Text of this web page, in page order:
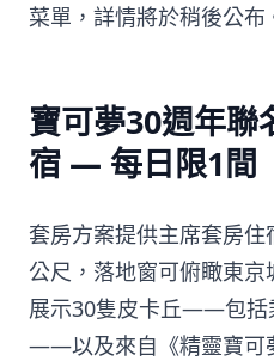
菜單，詳情將於稍後公布
寶可夢30週年聯
宿 — 每日限1間
套房方案提供主席套房
公尺，落地窗可俯瞰東
展示30隻皮卡丘——包括
——以及來自《精靈寶可